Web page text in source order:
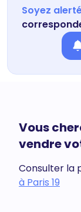
Soyez
Vous
vendre
Consulter la
à Paris 19